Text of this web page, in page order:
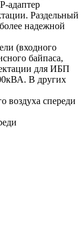
адаптер
Раздельный
надежной
(входного
байпаса,
для ИБП
В других
воздуха спереди